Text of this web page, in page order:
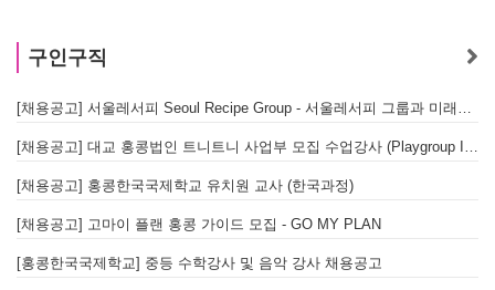
구인구직
[채용공고] 홍콩한국국제학교 유치원 교사 (한국과정)
[채용공고] 고마이 플랜 홍콩 가이드 모집 - GO MY PLAN
[홍콩한국국제학교] 중등 수학강사 및 음악 강사 채용공고